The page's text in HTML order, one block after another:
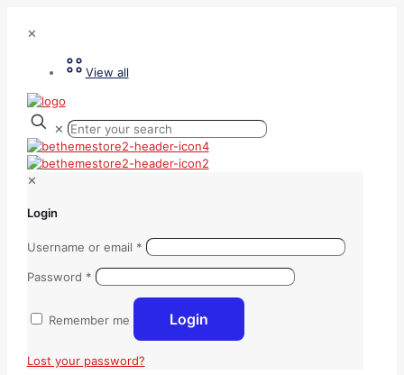
✕
View all
✕
✕
Login
Username or email *
Password *
Remember me Login
Lost your password?